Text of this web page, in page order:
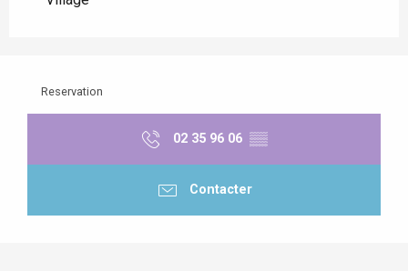
Reservation
02 35 96 06 ▒▒
Contacter